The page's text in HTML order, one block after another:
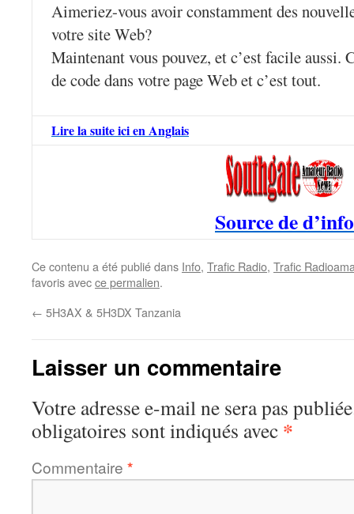
Aimeriez-vous avoir constamment des
votre site Web?
Maintenant vous pouvez, et c’est facile aussi.
de code dans votre page Web et c’est tout.
Lire la suite ici en Anglais
Source de d’info
Ce contenu a été publié dans Info, Trafic Radio, Trafic
favoris avecce permalien.
← 5H3AX & 5H3DX Tanzania
Laisser un commentaire
Votre adresse e-mail ne sera pas
obligatoires sont indiqués avec *
Commentaire *